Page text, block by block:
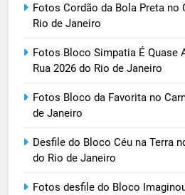
Fotos Cordão da Bola Preta no
Rio de Janeiro
Fotos Bloco Simpatia É Quase
Rua 2026 do Rio de Janeiro
Fotos Bloco da Favorita no
de Janeiro
Desfile do Bloco Céu na Terra
do Rio de Janeiro
Fotos desfile do Bloco